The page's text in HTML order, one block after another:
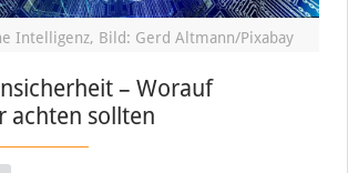
Intelligenz, Bild: Gerd Altmann/Pixabay
– Worauf
achten sollten